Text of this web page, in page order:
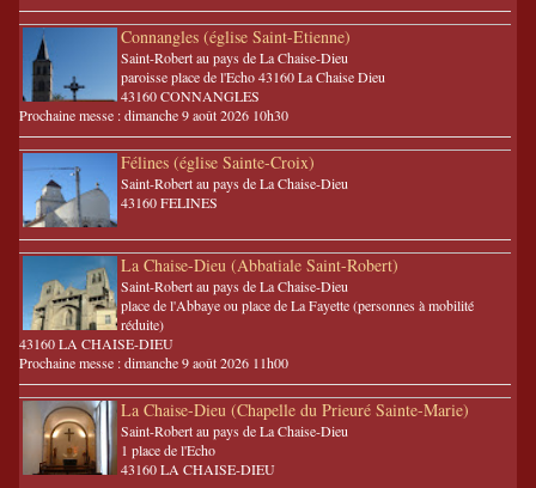
Connangles (église Saint-Etienne)
Saint-Robert au pays de La Chaise-Dieu
paroisse place de l'Echo 43160 La Chaise Dieu
43160 CONNANGLES
Prochaine messe : dimanche 9 août 2026 10h30
Félines (église Sainte-Croix)
Saint-Robert au pays de La Chaise-Dieu
43160 FELINES
La Chaise-Dieu (Abbatiale Saint-Robert)
Saint-Robert au pays de La Chaise-Dieu
place de l'Abbaye ou place de La Fayette (personnes à mobilité
réduite)
43160 LA CHAISE-DIEU
Prochaine messe : dimanche 9 août 2026 11h00
La Chaise-Dieu (Chapelle du Prieuré Sainte-Marie)
Saint-Robert au pays de La Chaise-Dieu
1 place de l'Echo
43160 LA CHAISE-DIEU